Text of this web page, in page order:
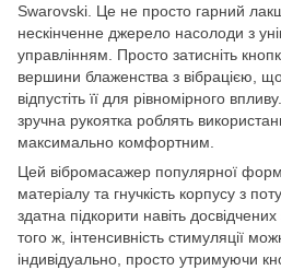
Swarovski. Це не просто гарний
нескінченне джерело насолоди з
управлінням. Просто затисніть
вершини блаженства з вібрацією,
відпустіть її для рівномірного
зручна рукоятка роблять
максимально комфортним.
Цей вібромасажер популярної
матеріалу та гнучкість корпусу з
здатна підкорити навіть
того ж, інтенсивність стимуляції
індивідуально, просто утримуючи